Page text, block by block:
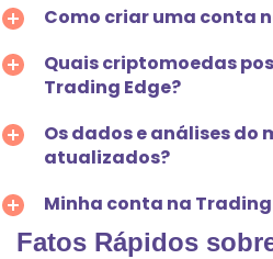
Como criar uma conta
Quais criptomoedas
Trading Edge?
Os dados e análises do
atualizados?
Minha conta na Trading
Fatos Rápidos